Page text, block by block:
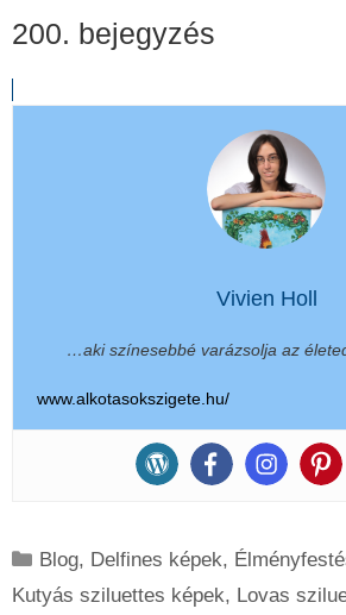
200. bejegyzés
Vivien Holl
…aki színesebbé varázsolja az
www.alkotasokszigete.hu/
Kategória
Blog, Delfines képek,
Kutyás sziluettes képek, Lovas